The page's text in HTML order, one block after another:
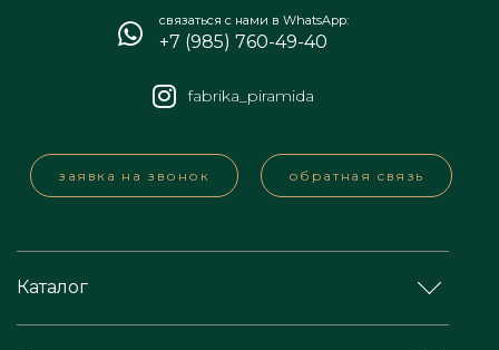
связаться с нами в WhatsApp:
+7 (985) 760-49-40
fabrika_piramida
заявка на звонок обратная связь
Каталог